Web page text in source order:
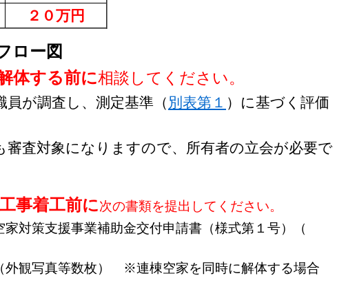
２０万円
ロー図
体する前に相談してください。
が調査し、測定基準（ 別表第１ ）に基づく評価
対象になりますので、所有者の立会が必要で
事着工前に次の書類を提出してください。
策支援事業補助金交付申請書（様式第１号）
（
外観写真等数枚） ※連棟空家を同時に解体する場合